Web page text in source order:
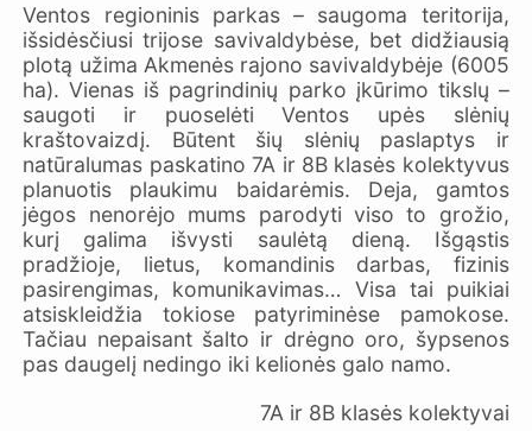
Ventos regioninis parkas – saugoma teritorija,
išsidėsčiusi trijose savivaldybėse, bet didžiausią
plotą užima Akmenės rajono savivaldybėje (6005
ha). Vienas iš pagrindinių parko įkūrimo tikslų –
saugoti ir puoselėti Ventos upės slėnių
kraštovaizdį. Būtent šių slėnių paslaptys ir
natūralumas paskatino 7A ir 8B klasės kolektyvus
planuotis plaukimu baidarėmis. Deja, gamtos
jėgos nenorėjo mums parodyti viso to grožio,
kurį galima išvysti saulėtą dieną. Išgąstis
pradžioje, lietus, komandinis darbas, fizinis
pasirengimas, komunikavimas… Visa tai puikiai
atsiskleidžia tokiose patyriminėse pamokose.
Tačiau nepaisant šalto ir drėgno oro, šypsenos
pas daugelį nedingo iki kelionės galo namo.
7A ir 8B klasės kolektyvai